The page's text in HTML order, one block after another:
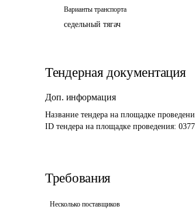
Варианты транспорта
седельный тягач
Тендерная документация
Доп. информация
Название тендера на площадке
ID тендера на площадке проведения:
Требования
Несколько поставщиков